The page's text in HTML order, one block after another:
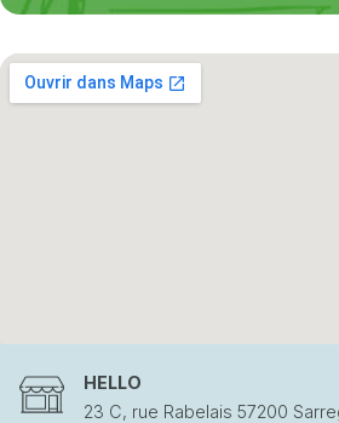
HELLO
23 C, rue Rabelais 57200